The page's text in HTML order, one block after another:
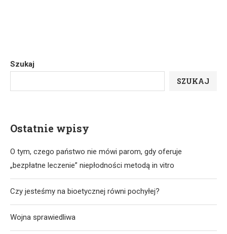
Szukaj
SZUKAJ
Ostatnie wpisy
O tym, czego państwo nie mówi parom, gdy oferuje
„bezpłatne leczenie” niepłodności metodą in vitro
Czy jesteśmy na bioetycznej równi pochyłej?
Wojna sprawiedliwa